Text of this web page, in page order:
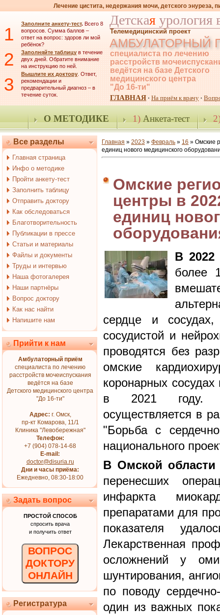
Лечение цистита, недержания мочи, детского энуреза,
1 Заполните анкету-тест. Всего 8
вопросов. Сумма баллов –
ответ на вопрос: здоров ли мой
ребёнок?
2 Заполняйте таблицу в течение
двух дней. Обратите внимание
на инструкцию по ней.
3 Вышлите их доктору. Ответ,
рекомендации и
предварительный диагноз – в
течение суток.
Детская урология
Телемедицинский проект
АМБУЛАТОРНЫЙ
специалиста по лечению
расстройств
ведётся на базе Детского
медицинского центра
"До 16-ти"
ГЛАВНАЯ · На приём к врачу ·
О МЕТОДИКЕ 1)Анкета-тест
Все разделы
Главная страница
Инфо о методике
Пройти анкету-тест
Заполнить таблицу
Отправить доктору
Как обследоваться
Благотворительность
Публикации в прессе
Статьи и материалы
Файлы и документы
Труды и интервью
Наша фотогалерея
Наши партнёры
Вопрос доктору
Как нас найти
Напишите нам
Прийти к нам
Амбулаторный приём
специалиста по лечению
расстройств мочеиспускания
ведётся на базе
Детского медицинского центра
"До 16-ти"
Адрес: г. Омск,
пр-кт Комарова, 11/1
Клиника "Левобережная"
Телефон:
+7 (904) 078-14-68
E-mail:
doctor@disuria.ru
Дни и часы приёма:
Ежедневно, 08:30-18:00
Задать вопрос
ПРОСТОЙ СПОСОБ
спросить врача
и получить ответ
ВОПРОС
ДОКТОРУ
ОНЛАЙН
Регистратура
Главная » 2023 » Февраль » 16 » Омские
единиц нового медицинского
Омские
центры в
единиц
В 2022
более
сердце и
сосудистой и
проводятся без
омские
коронарных
в 2021 году.
осуществляется в
"Борьба с
национального
В Омской области
перенесших
инфаркта
препаратами для
показателя
Лекарственная
осложнений у
шунтирования,
по поводу
один из важных